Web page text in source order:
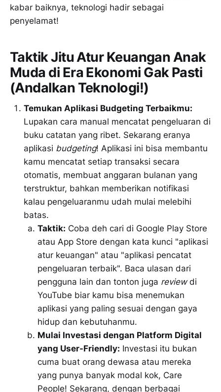
kabar baiknya, teknologi hadir sebagai
penyelamat!
Taktik Jitu Atur Keuangan Anak
Muda di Era Ekonomi Gak Pasti
(Andalkan Teknologi!)
Temukan Aplikasi Budgeting Terbaikmu:
Lupakan cara manual mencatat pengeluaran di
buku catatan yang ribet. Sekarang eranya
aplikasi budgeting! Aplikasi ini bisa membantu
kamu mencatat setiap transaksi secara
otomatis, membuat anggaran bulanan yang
terstruktur, bahkan memberikan notifikasi
kalau pengeluaranmu udah mulai melebihi
batas.
Taktik: Coba deh cari di Google Play Store
atau App Store dengan kata kunci "aplikasi
atur keuangan" atau "aplikasi pencatat
pengeluaran terbaik". Baca ulasan dari
pengguna lain dan tonton juga reviewdi
YouTube biar kamu bisa menemukan
aplikasi yang paling sesuai dengan gaya
hidup dan kebutuhanmu.
Mulai Investasi dengan Platform Digital
yang User-Friendly: Investasi itu bukan
cuma buat orang dewasa atau mereka
yang punya banyak modal kok, Care
People! Sekarang, dengan berbagai